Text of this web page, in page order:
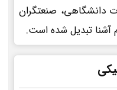
دانشگاهی، صنعتگران
آشنا تبدیل شده است.